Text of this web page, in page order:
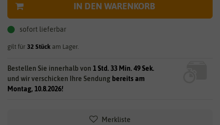
IN DEN WARENKORB
sofort lieferbar
gilt für 32 Stück am Lager.
Bestellen Sie innerhalb von 1 Std. 33 Min. 49 Sek.
und wir verschicken Ihre Sendung bereits am
Montag, 10.8.2026!
Merkliste